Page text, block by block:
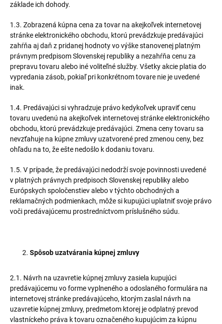
základe ich dohody.
1.3. Zobrazená kúpna cena za tovar na akejkoľvek internetovej
stránke elektronického obchodu, ktorú prevádzkuje predávajúci
zahŕňa aj daň z pridanej hodnoty vo výške stanovenej platným
právnym predpisom Slovenskej republiky a nezahŕňa cenu za
prepravu tovaru alebo iné voliteľné služby. Všetky akcie platia do
vypredania zásob, pokiaľ pri konkrétnom tovare nie je uvedené
inak.
1.4. Predávajúci si vyhradzuje právo kedykoľvek upraviť cenu
tovaru uvedenú na akejkoľvek internetovej stránke elektronického
obchodu, ktorú prevádzkuje predávajúci. Zmena ceny tovaru sa
nevzťahuje na kúpne zmluvy uzatvorené pred zmenou ceny, bez
ohľadu na to, že ešte nedošlo k dodaniu tovaru.
1.5. V prípade, že predávajúci nedodrží svoje povinnosti uvedené
v platných právnych predpisoch Slovenskej republiky alebo
Európskych spoločenstiev alebo v týchto obchodných a
reklamačných podmienkach, môže si kupujúci uplatniť svoje právo
voči predávajúcemu prostredníctvom príslušného súdu.
Spôsob uzatvárania kúpnej zmluvy
2.1. Návrh na uzavretie kúpnej zmluvy zasiela kupujúci
predávajúcemu vo forme vyplneného a odoslaného formulára na
internetovej stránke predávajúceho, ktorým zaslal návrh na
uzavretie kúpnej zmluvy, predmetom ktorej je odplatný prevod
vlastníckeho práva k tovaru označeného kupujúcim za kúpnu